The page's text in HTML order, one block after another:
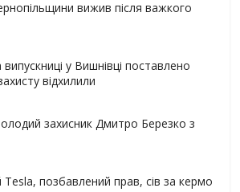
вижив після важкого
у Вишнівці поставлено
відхилили
захисник Дмитро Березко з
Tesla, позбавлений прав, сів за кермо